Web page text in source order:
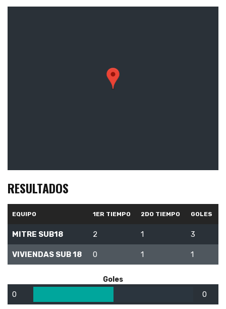
RESULTADOS
EQUIPO 1ER TIEMPO 2DO TIEMPO GOLES
MITRE SUB18 2 1 3
VIVIENDAS SUB 18 0 1 1
Goles
0 0